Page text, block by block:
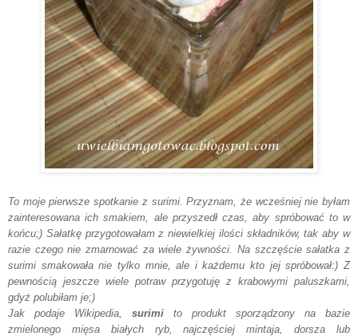
To moje pierwsze spotkanie z surimi. Przyznam, że wcześniej nie byłam
zainteresowana ich smakiem, ale przyszedł czas, aby spróbować to w
końcu;) Sałatkę przygotowałam z niewielkiej ilości składników, tak aby w
razie czego nie zmarnować za wiele żywności. Na szczęście sałatka z
surimi smakowała nie tylko mnie, ale i każdemu kto jej spróbował:) Z
pewnością jeszcze wiele potraw przygotuję z krabowymi paluszkami,
gdyż polubiłam je;)
Jak podaje Wikipedia, surimi to produkt sporządzony na bazie
zmielonego mięsa białych ryb, najczęściej mintaja, dorsza lub